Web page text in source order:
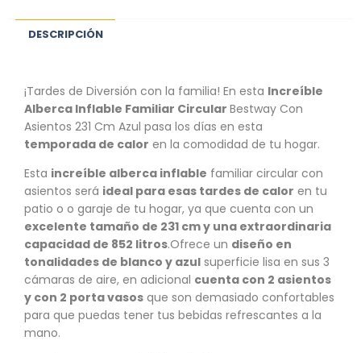
DESCRIPCIÓN
¡Tardes de Diversión con la familia! En esta Increíble
Alberca Inflable Familiar Circular Bestway Con
Asientos 231 Cm Azul pasa los días en esta
temporada de calor en la comodidad de tu hogar.
Esta increíble alberca inflable familiar circular con
asientos será ideal para esas tardes de calor en tu
patio o o garaje de tu hogar, ya que cuenta con un
excelente tamaño de 231 cm y una extraordinaria
capacidad de 852 litros.Ofrece un diseño en
tonalidades de blanco y azul superficie lisa en sus 3
cámaras de aire, en adicional cuenta con 2 asientos
y con 2 porta vasos que son demasiado confortables
para que puedas tener tus bebidas refrescantes a la
mano.